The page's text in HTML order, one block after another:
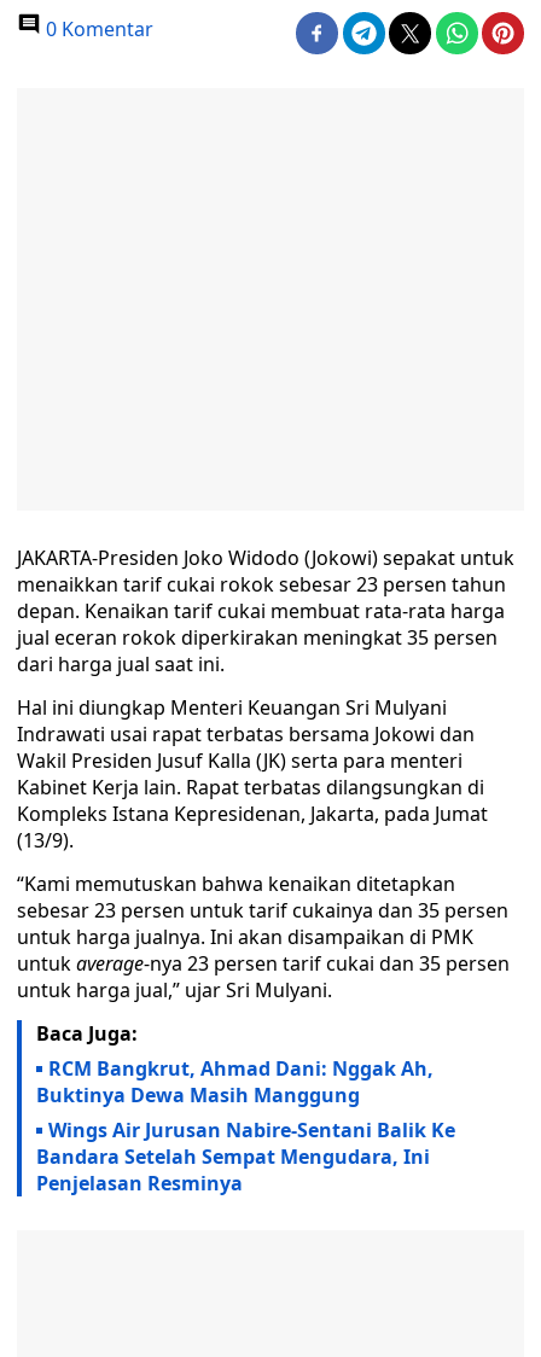
0 Komentar
JAKARTA-Presiden Joko Widodo (Jokowi) sepakat untuk
menaikkan tarif cukai rokok sebesar 23 persen tahun
depan. Kenaikan tarif cukai membuat rata-rata harga
jual eceran rokok diperkirakan meningkat 35 persen
dari harga jual saat ini.
Hal ini diungkap Menteri Keuangan Sri Mulyani
Indrawati usai rapat terbatas bersama Jokowi dan
Wakil Presiden Jusuf Kalla (JK) serta para menteri
Kabinet Kerja lain. Rapat terbatas dilangsungkan di
Kompleks Istana Kepresidenan, Jakarta, pada Jumat
(13/9).
“Kami memutuskan bahwa kenaikan ditetapkan
sebesar 23 persen untuk tarif cukainya dan 35 persen
untuk harga jualnya. Ini akan disampaikan di PMK
untukaverage-nya 23 persen tarif cukai dan 35 persen
untuk harga jual,” ujar Sri Mulyani.
Baca Juga:
RCM Bangkrut, Ahmad Dani: Nggak Ah,
Buktinya Dewa Masih Manggung
Wings Air Jurusan Nabire-Sentani Balik Ke
Bandara Setelah Sempat Mengudara, Ini
Penjelasan Resminya